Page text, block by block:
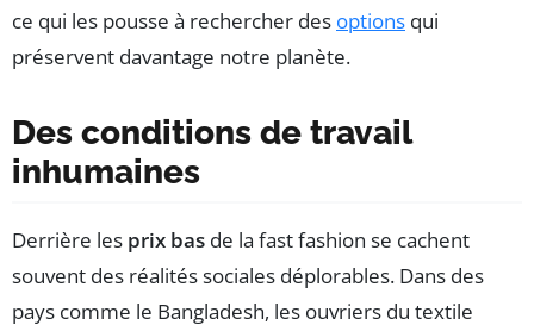
ce qui les pousse à rechercher des options qui
préservent davantage notre planète.
Des conditions de travail
inhumaines
Derrière les prix bas de la fast fashion se cachent
souvent des réalités sociales déplorables. Dans des
pays comme le Bangladesh, les ouvriers du textile